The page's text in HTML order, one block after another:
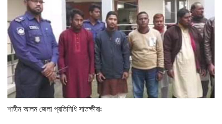
শাহীন আলম জেলা প্রতিনিধি সাতক্ষীরাঃ